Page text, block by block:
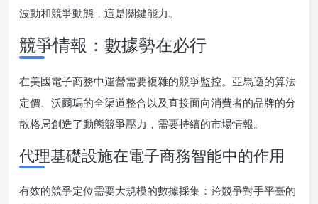
波動和競爭動態，這是關鍵能力。
競爭情報：數據勢在必行
在美國電子商務中運營需要複雜的競爭監控。亞馬遜的算法
定價、沃爾瑪的全渠道整合以及直接面向消費者的品牌的分
散格局創造了動態競爭壓力，需要持續的市場情報。
代理基礎設施在電子商務智能中的作用
有效的競爭定位需要大規模的數據採集：跨競爭對手平臺的